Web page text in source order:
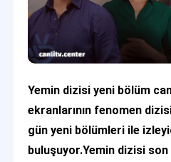
Yemin dizisi yeni bölüm
ekranlarının fenomen
gün yeni bölümleri ile
buluşuyor.Yemin dizisi